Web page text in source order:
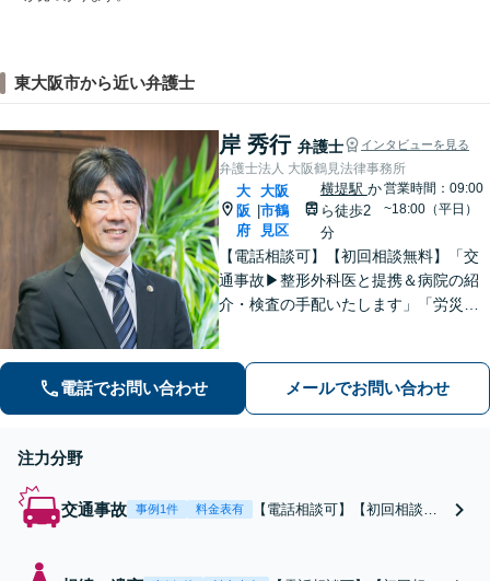
東大阪市から近い弁護士
岸 秀行 弁護士 インタビューを見る
弁護士法人 大阪鶴見法律事務所
大
阪
府
|
大阪
市鶴
見区
横堤駅 か
ら徒歩2
分
営業時間：09:00
~18:00（平日）
【電話相談可】【初回相談無料】「交
通事故▶︎整形外科医と提携＆病院の紹
介・検査の手配いたします」「労災の
ます。法律問題だけではないトータル
サポートを目指します【セカンドオピ
電話でお問い合わせ メールでお問い合わせ
注力分野
交通事故 事例1件 料金表有
【電話相談可】【初回相談無
介・検査の手配可】「後遺障